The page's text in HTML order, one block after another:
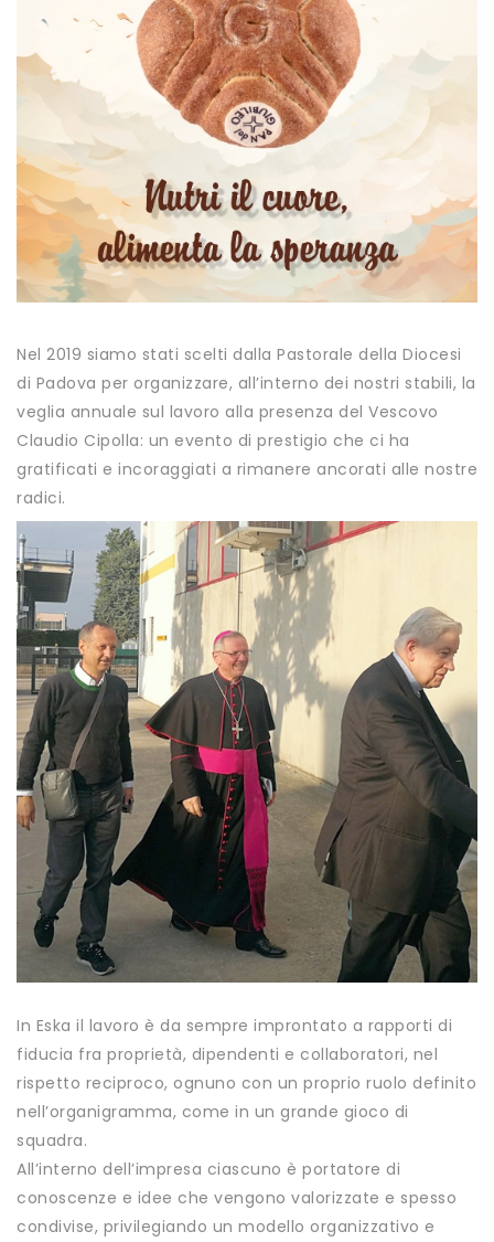
Nel 2019 siamo stati scelti dalla Pastorale della Diocesi
di Padova per organizzare, all’interno dei nostri stabili, la
veglia annuale sul lavoro alla presenza del Vescovo
Claudio Cipolla: un evento di prestigio che ci ha
gratificati e incoraggiati a rimanere ancorati alle nostre
radici.
In Eska il lavoro è da sempre improntato a rapporti di
fiducia fra proprietà, dipendenti e collaboratori, nel
rispetto reciproco, ognuno con un proprio ruolo definito
nell’organigramma, come in un grande gioco di
squadra.
All’interno dell’impresa ciascuno è portatore di
conoscenze e idee che vengono valorizzate e spesso
condivise, privilegiando un modello organizzativo e